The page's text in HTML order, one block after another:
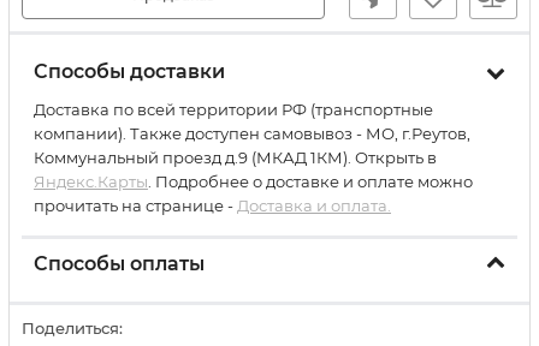
Способы доставки
Доставка по всей территории РФ (транспортные
компании). Также доступен самовывоз - МО, г.Реутов,
Коммунальный проезд д.9 (МКАД 1КМ). Открыть в
Яндекс.Карты . Подробнее о доставке и оплате можно
прочитать на странице - Доставка и оплата.
Способы оплаты
Поделиться: